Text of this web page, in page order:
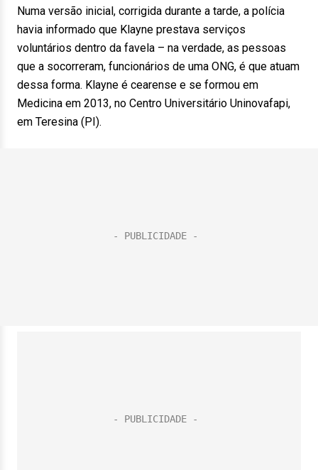
Numa versão inicial, corrigida durante a tarde, a polícia
havia informado que Klayne prestava serviços
voluntários dentro da favela – na verdade, as pessoas
que a socorreram, funcionários de uma ONG, é que atuam
dessa forma. Klayne é cearense e se formou em
Medicina em 2013, no Centro Universitário Uninovafapi,
em Teresina (PI).